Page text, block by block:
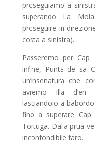
proseguiamo a
superando La
proseguire in
costa a sinistra).
Passeremo per
infine, Punta de sa
un’insenatura che
avremo Illa d’en
lasciandolo a
fino a superare Cap
Tortuga. Dalla prua
inconfondibile faro.